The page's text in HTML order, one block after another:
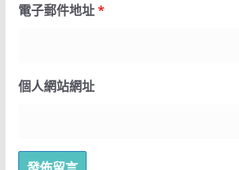
電子郵件地址*
個人網站網址